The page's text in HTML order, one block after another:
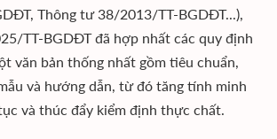
Thông tư 38/2013/TT-BGDĐT...),
TT-BGDĐT đã hợp nhất các quy định
văn bản thống nhất gồm tiêu chuẩn,
và hướng dẫn, từ đó tăng tính minh
và thúc đẩy kiểm định thực chất.